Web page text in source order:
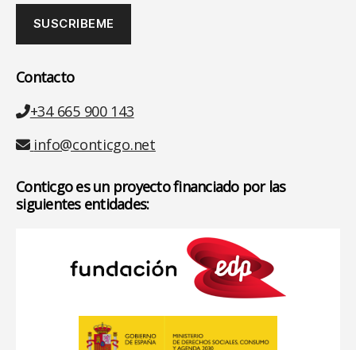
Contacto
Teléfono
+34 665 900 143
Email
info@conticgo.net
Conticgo es un proyecto financiado por las
siguientes entidades: